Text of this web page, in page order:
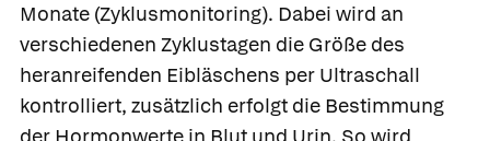
Monate (Zyklusmonitoring). Dabei wird an
verschiedenen Zyklustagen die Größe des
heranreifenden Eibläschens per Ultraschall
kontrolliert, zusätzlich erfolgt die Bestimmung